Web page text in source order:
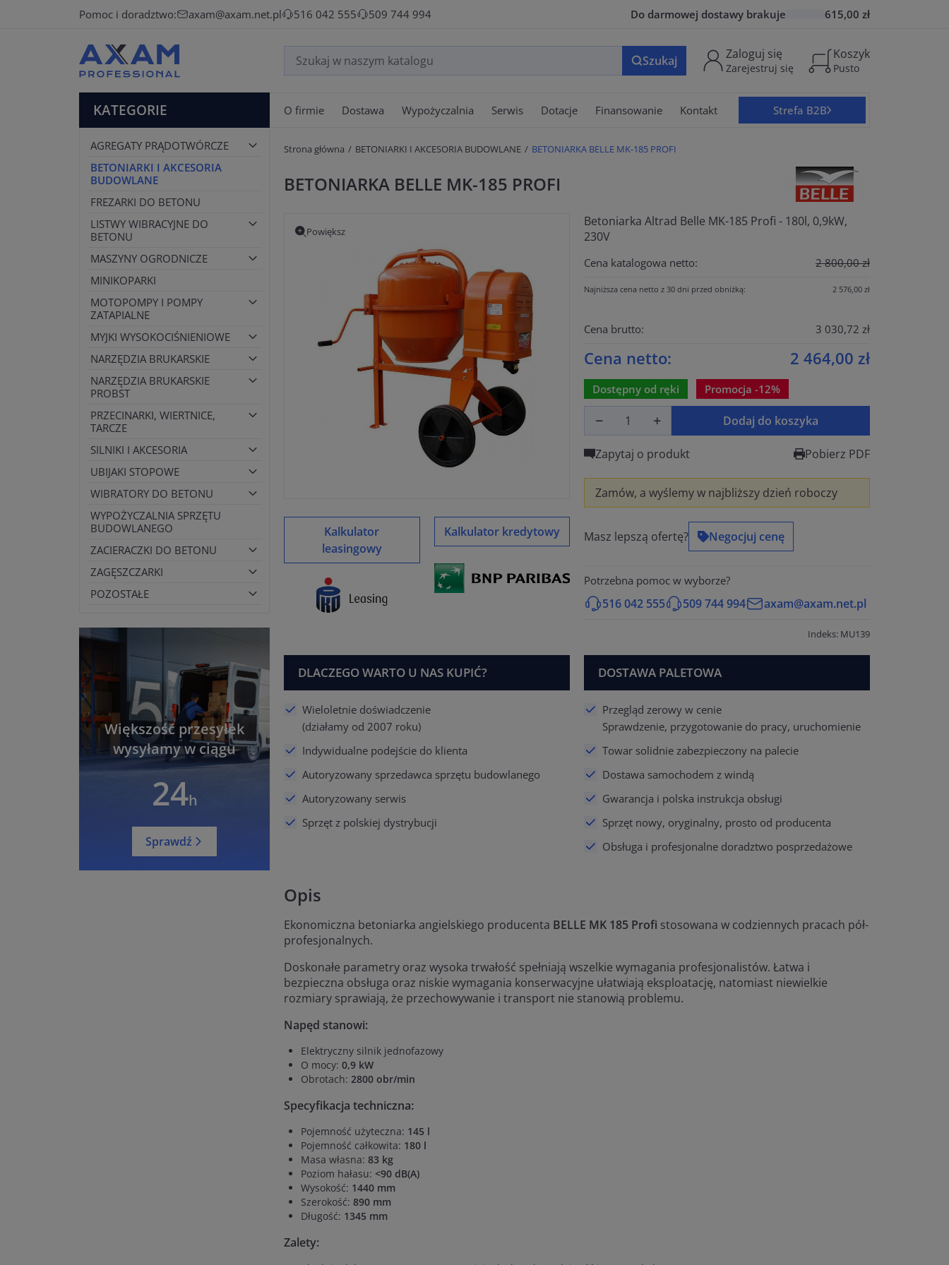
Pomoc i doradztwo: axam@axam.net.pl 516 042 555 509 744 994 Do darmowej dostawy brakuje 615,00 zł
Szukaj Zaloguj się
Zarejestruj się
Koszyk
Pusto
KATEGORIE O firmie Dostawa Wypożyczalnia Serwis Dotacje Finansowanie Kontakt Strefa B2B
AGREGATY PRĄDOTWÓRCZE
BETONIARKI I AKCESORIA
BUDOWLANE
FREZARKI DO BETONU
LISTWY WIBRACYJNE DO
BETONU
MASZYNY OGRODNICZE
MINIKOPARKI
MOTOPOMPY I POMPY
ZATAPIALNE
MYJKI WYSOKOCIŚNIENIOWE
NARZĘDZIA BRUKARSKIE
NARZĘDZIA BRUKARSKIE
PROBST
PRZECINARKI, WIERTNICE,
TARCZE
SILNIKI I AKCESORIA
UBIJAKI STOPOWE
WIBRATORY DO BETONU
WYPOŻYCZALNIA SPRZĘTU
BUDOWLANEGO
ZACIERACZKI DO BETONU
ZAGĘSZCZARKI
POZOSTAŁE
Większość przesyłek
wysyłamy w ciągu
24h
Sprawdź
Strona główna BETONIARKI I AKCESORIA BUDOWLANE BETONIARKA BELLE MK-185 PROFI
BETONIARKA BELLE MK-185 PROFI
Powiększ
Kalkulator
leasingowy
Kalkulator kredytowy
Betoniarka Altrad Belle MK-185 Profi - 180l, 0,9kW,
230V
Cena katalogowa netto: 2 800,00 zł
Najniższa cena netto z 30 dni przed obniżką: 2 576,00 zł
Cena brutto: 3 030,72 zł
Cena netto: 2 464,00 zł
Dostępny od ręki Promocja -12%
Dodaj do koszyka
Zapytaj o produkt Pobierz PDF
Zamów, a wyślemy w najbliższy dzień roboczy
Masz lepszą ofertę? Negocjuj cenę
Potrzebna pomoc w wyborze?
516 042 555 509 744 994 axam@axam.net.pl
Indeks: MU139
DLACZEGO WARTO U NAS KUPIĆ?
Wieloletnie doświadczenie
(działamy od 2007 roku)
Indywidualne podejście do klienta
Autoryzowany sprzedawca sprzętu budowlanego
Autoryzowany serwis
Sprzęt z polskiej dystrybucji
DOSTAWA PALETOWA
Przegląd zerowy w cenie
Sprawdzenie, przygotowanie do pracy, uruchomienie
Towar solidnie zabezpieczony na palecie
Dostawa samochodem z windą
Gwarancja i polska instrukcja obsługi
Sprzęt nowy, oryginalny, prosto od producenta
Obsługa i profesjonalne doradztwo posprzedażowe
Opis
Ekonomiczna betoniarka angielskiego producenta BELLE MK 185 Profi stosowana w codziennych pracach pół-
profesjonalnych.
Doskonałe parametry oraz wysoka trwałość spełniają wszelkie wymagania profesjonalistów. Łatwa i
bezpieczna obsługa oraz niskie wymagania konserwacyjne ułatwiają eksploatację, natomiast niewielkie
rozmiary sprawiają, że przechowywanie i transport nie stanowią problemu.
Napęd stanowi:
Elektryczny silnik jednofazowy
O mocy: 0,9 kW
Obrotach: 2800 obr/min
Specyfikacja techniczna:
Pojemność użyteczna: 145 l
Pojemność całkowita: 180 l
Masa własna: 83 kg
Poziom hałasu: <90 dB(A)
Wysokość: 1440 mm
Szerokość: 890 mm
Długość: 1345 mm
Zalety: